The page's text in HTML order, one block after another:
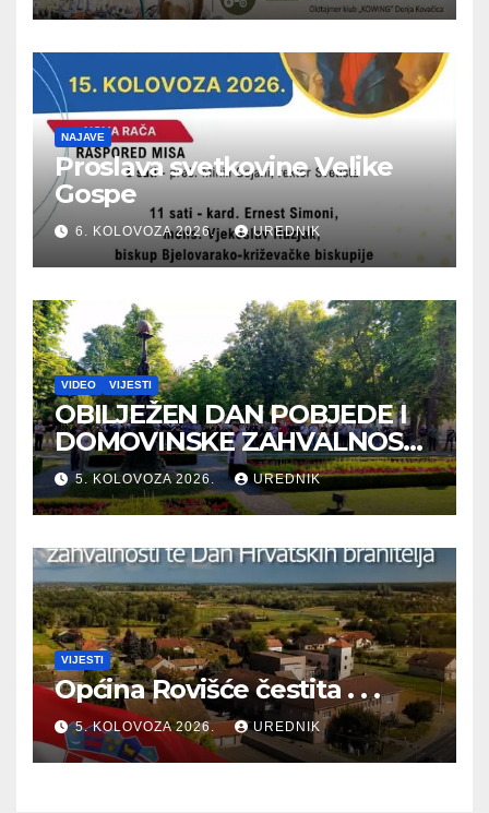
NAJAVE
Proslava svetkovine Velike
Gospe
6. KOLOVOZA 2026. UREDNIK
VIDEO VIJESTI
OBILJEŽEN DAN POBJEDE I
DOMOVINSKE ZAHVALNOSTI
TE DAN HRVATSKIH
BRANITELJA
5. KOLOVOZA 2026. UREDNIK
VIJESTI
Općina Rovišće čestita . . .
5. KOLOVOZA 2026. UREDNIK